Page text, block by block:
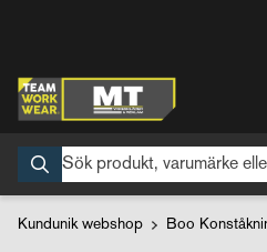
Kundunik webshop Boo